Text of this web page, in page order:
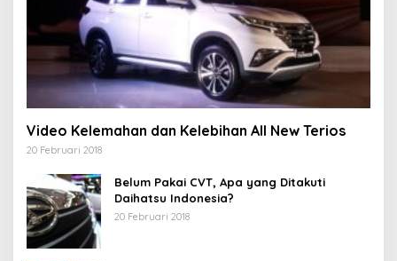
Video Kelemahan dan Kelebihan All New Terios
20 Februari 2018
Belum Pakai CVT, Apa yang Ditakuti
Daihatsu Indonesia?
20 Februari 2018